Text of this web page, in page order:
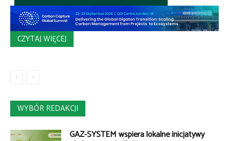
CZYTAJ WIĘCEJ
WYBÓR REDAKCJI
GAZ-SYSTEM wspiera lokalne inicjatywy